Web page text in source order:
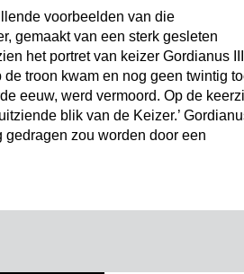
voorbeelden van die
gemaakt van een sterk gesleten
het portret van keizer Gordianus
troon kwam en nog geen twintig
eeuw, werd vermoord. Op de
blik van de Keizer.’
zou worden door een